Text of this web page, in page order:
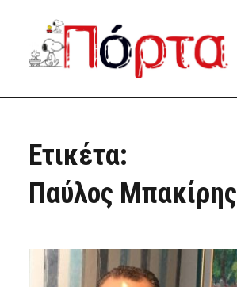
Ετικέτα:
Παύλος Μπακίρης